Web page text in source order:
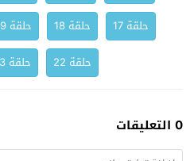
حلقة 17
حلقة 18 حلقة 19
حلقة 22
حلقة 23
0 التعليقات